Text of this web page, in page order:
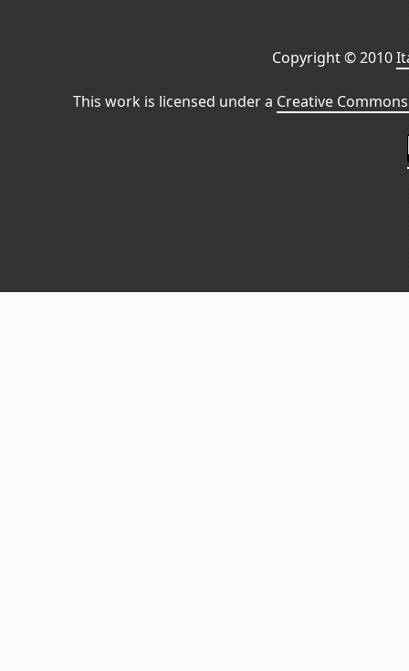
Copyright © 2010
This work is licensed under a Creative